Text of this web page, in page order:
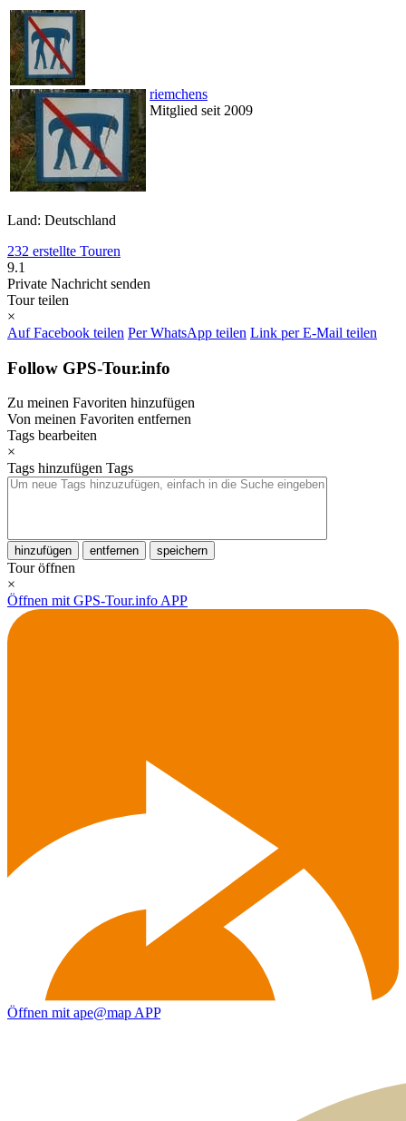
riemchens
Mitglied seit 2009
Land: Deutschland
232 erstellte Touren
9.1
Private Nachricht senden
Tour teilen
×
Auf Facebook teilen Per WhatsApp teilen Link per E-Mail teilen
Follow GPS-Tour.info
Zu meinen Favoriten hinzufügen
Von meinen Favoriten entfernen
Tags bearbeiten
×
Tags hinzufügen Tags
hinzufügen entfernen speichern
Tour öffnen
×
Öffnen mit GPS-Tour.info APP
Öffnen mit ape@map APP